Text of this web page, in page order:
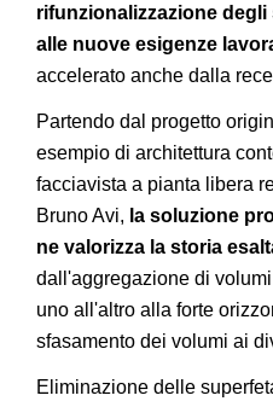
rifunzionalizzazione
alle nuove esigenze
accelerato anche dalla
Partendo dal progetto
esempio di architettura
facciavista a pianta libera
Bruno Avi, la soluzione
ne valorizza la storia
dall'aggregazione di
uno all'altro alla forte
sfasamento dei volumi ai
Eliminazione delle